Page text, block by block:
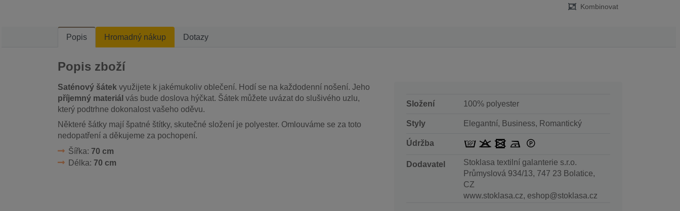
Kombinovat
Popis Hromadný nákup Dotazy
Popis zboží
Saténový šátek využijete k jakémukoliv oblečení. Hodí se na každodenní nošení. Jeho
příjemný materiál vás bude doslova hýčkat. Šátek můžete uvázat do slušivého uzlu,
který podtrhne dokonalost vašeho oděvu.
Některé šátky mají špatné štítky, skutečné složení je polyester. Omlouváme se za toto
nedopatření a děkujeme za pochopení.
Šířka: 70 cm
Délka: 70 cm
Složení 100% polyester
Styly Elegantní, Business, Romantický
Údržba
Dodavatel
Stoklasa textilní galanterie s.r.o.
Průmyslová 934/13, 747 23 Bolatice,
CZ
www.stoklasa.cz, eshop@stoklasa.cz